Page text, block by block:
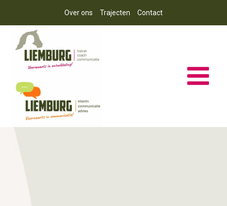
inhoud
Over ons Trajecten Contact